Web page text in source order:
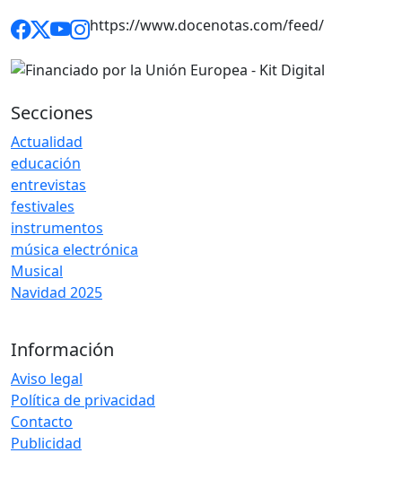
https://www.docenotas.com/feed/
Secciones
Actualidad
educación
entrevistas
festivales
instrumentos
música electrónica
Musical
Navidad 2025
Información
Aviso legal
Política de privacidad
Contacto
Publicidad